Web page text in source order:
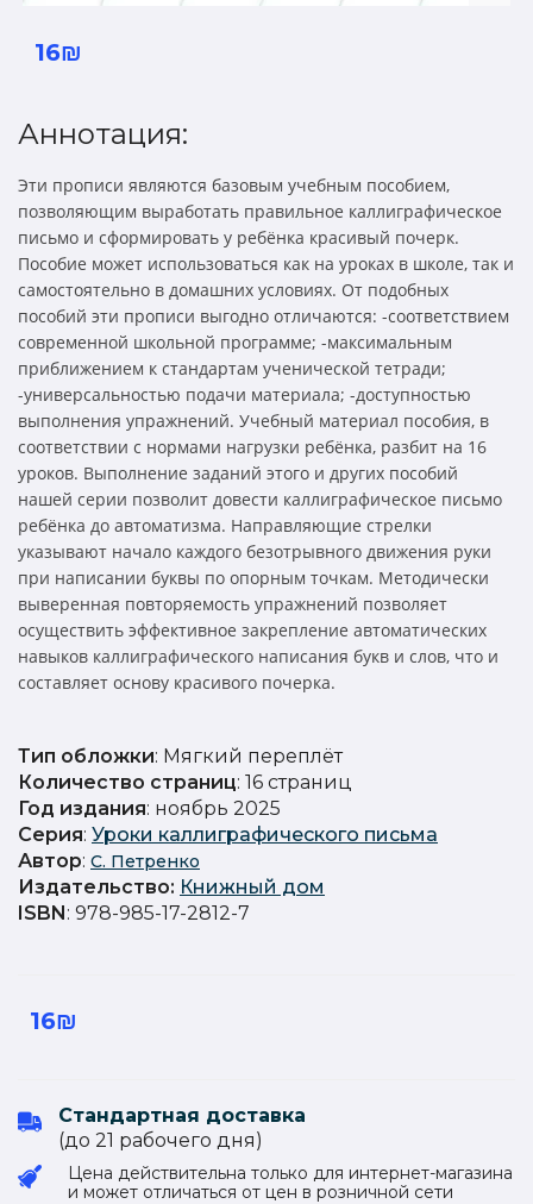
16₪
Аннотация:
Эти прописи являются базовым учебным пособием,
позволяющим выработать правильное каллиграфическое
письмо и сформировать у ребёнка красивый почерк.
Пособие может использоваться как на уроках в школе, так и
самостоятельно в домашних условиях. От подобных
пособий эти прописи выгодно отличаются: -соответствием
современной школьной программе; -максимальным
приближением к стандартам ученической тетради;
-универсальностью подачи материала; -доступностью
выполнения упражнений. Учебный материал пособия, в
соответствии с нормами нагрузки ребёнка, разбит на 16
уроков. Выполнение заданий этого и других пособий
нашей серии позволит довести каллиграфическое письмо
ребёнка до автоматизма. Направляющие стрелки
указывают начало каждого безотрывного движения руки
при написании буквы по опорным точкам. Методически
выверенная повторяемость упражнений позволяет
осуществить эффективное закрепление автоматических
навыков каллиграфического написания букв и слов, что и
составляет основу красивого почерка.
Тип обложки: Мягкий переплёт
Количество страниц: 16 страниц
Год издания: ноябрь 2025
Серия: Уроки каллиграфического письма
Автор: С. Петренко
Издательство: Книжный дом
ISBN: 978-985-17-2812-7
16₪
Стандартная доставка
(до 21 рабочего дня)
Цена действительна только для интернет-магазина
и может отличаться от цен в розничной сети